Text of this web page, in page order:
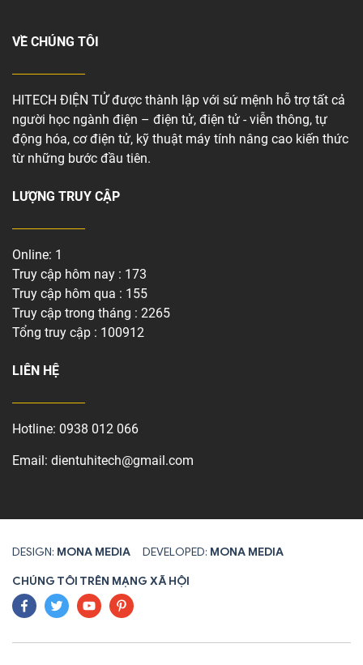
VỀ CHÚNG TÔI
HITECH ĐIỆN TỬ được thành lập với sứ mệnh hỗ trợ tất cả
người học ngành điện – điện tử, điện tử - viễn thông, tự
động hóa, cơ điện tử, kỹ thuật máy tính nâng cao kiến thức
từ những bước đầu tiên.
LƯỢNG TRUY CẬP
Online: 1
Truy cập hôm nay : 173
Truy cập hôm qua : 155
Truy cập trong tháng : 2265
Tổng truy cập : 100912
LIÊN HỆ
Hotline: 0938 012 066
Email: dientuhitech@gmail.com
DESIGN: MONA MEDIA DEVELOPED: MONA MEDIA
CHÚNG TÔI TRÊN MẠNG XÃ HỘI